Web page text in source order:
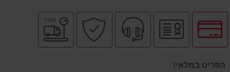
לחץ
לאפשרויות
תשלומים
יבואן
רשמי
שירות
מקצועי
קניה
בטוחה
מהיר
הפריט במלאי!